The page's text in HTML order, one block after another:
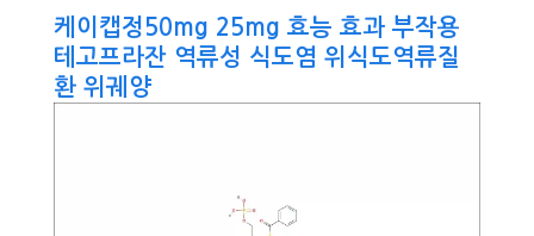
케이캡정50mg 25mg 효능 효과 부작용
테고프라잔 역류성 식도염 위식도역류질
환 위궤양